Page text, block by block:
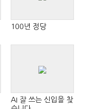
100년 정당
AI 잘 쓰는 신입을 찾